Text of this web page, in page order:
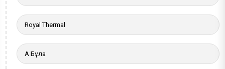
Royal Thermal
Ақ Бұлақ